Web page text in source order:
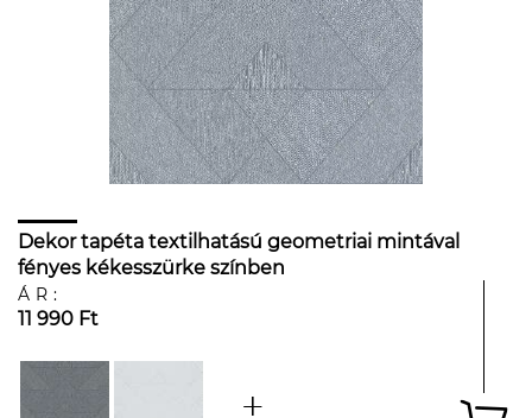
Dekor tapéta textilhatású geometriai mintával
fényes kékesszürke színben
ÁR:
11 990 Ft